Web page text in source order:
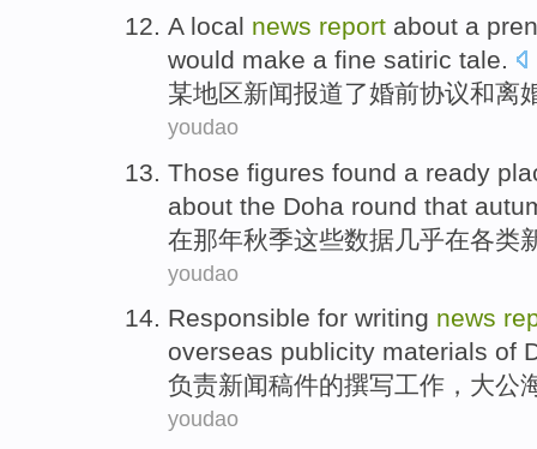
A local news report about a
would make a fine satiric tale.
某地区新闻报道了婚前协议和离
youdao
Those figures found a ready
about the Doha round that
在那年秋季这些数据 几乎在各类
youdao
Responsible for writing news
overseas publicity materials of
负责新闻稿件的撰写工作， 大公
youdao